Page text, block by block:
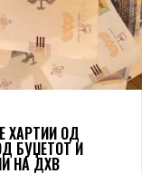
ХАРТИИ ОД
БУЏЕТОТ И
НА ДХВ